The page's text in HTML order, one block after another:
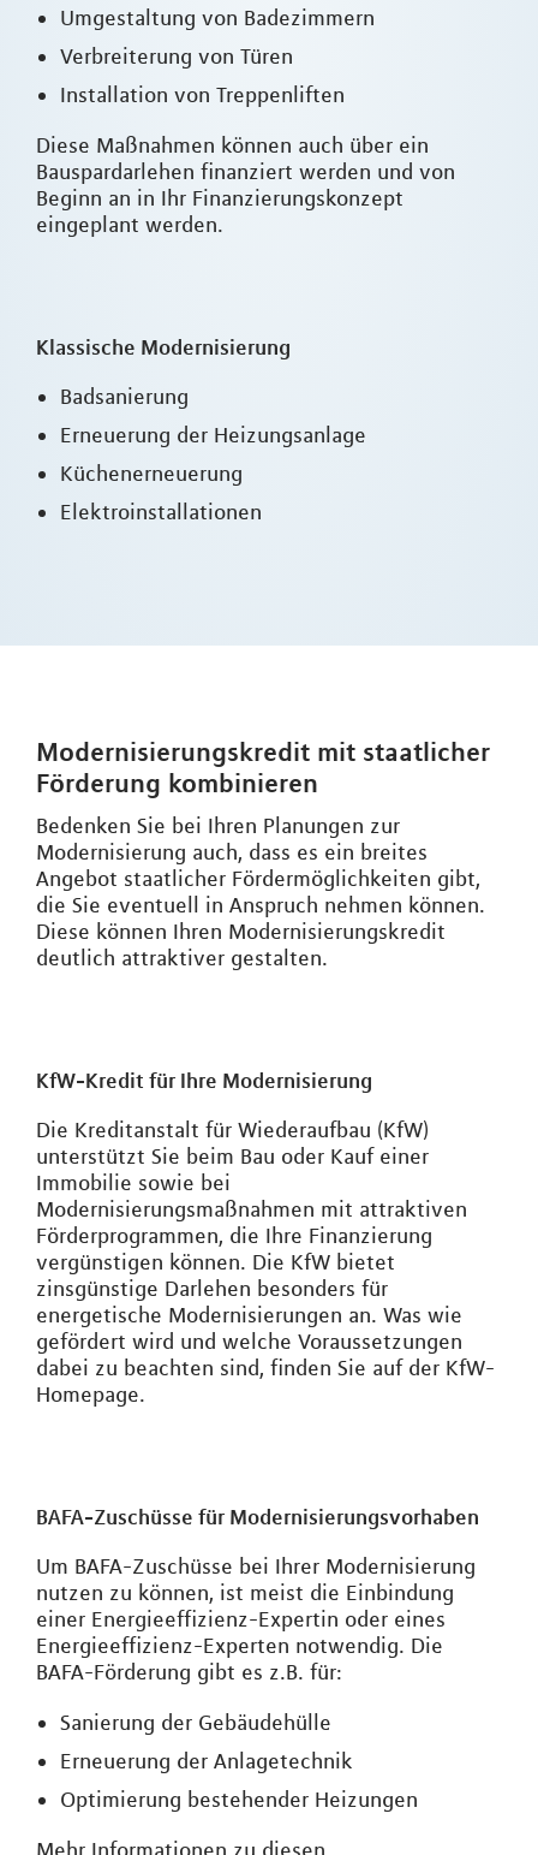
Umgestaltung von Badezimmern
Verbreiterung von Türen
Installation von Treppenliften
Diese Maßnahmen können auch über ein
Bauspardarlehen finanziert werden und von
Beginn an in Ihr Finanzierungskonzept
eingeplant werden.
Klassische Modernisierung
Badsanierung
Erneuerung der Heizungsanlage
Küchenerneuerung
Elektroinstallationen
Modernisierungskredit mit staatlicher
Förderung kombinieren
Bedenken Sie bei Ihren Planungen zur
Modernisierung auch, dass es ein breites
Angebot staatlicher Fördermöglichkeiten gibt,
die Sie eventuell in Anspruch nehmen können.
Diese können Ihren Modernisierungskredit
deutlich attraktiver gestalten.
KfW-Kredit für Ihre Modernisierung
Die Kreditanstalt für Wiederaufbau (KfW)
unterstützt Sie beim Bau oder Kauf einer
Immobilie sowie bei
Modernisierungsmaßnahmen mit attraktiven
Förderprogrammen, die Ihre Finanzierung
vergünstigen können. Die KfW bietet
zinsgünstige Darlehen besonders für
energetische Modernisierungen an. Was wie
gefördert wird und welche Voraussetzungen
dabei zu beachten sind, finden Sie auf der KfW-
Homepage.
BAFA-Zuschüsse für Modernisierungsvorhaben
Um BAFA-Zuschüsse bei Ihrer Modernisierung
nutzen zu können, ist meist die Einbindung
einer Energieeffizienz-Expertin oder eines
Energieeffizienz-Experten notwendig. Die
BAFA-Förderung gibt es z.B. für:
Sanierung der Gebäudehülle
Erneuerung der Anlagetechnik
Optimierung bestehender Heizungen